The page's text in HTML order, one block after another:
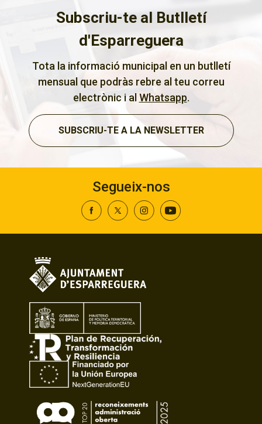
Subscriu-te al Butlletí
d'Esparreguera
Tota la informació municipal en un butlletí
mensual que podràs rebre al teu correu
electrònic i alWhatsapp.
SUBSCRIU-TE A LA NEWSLETTER
Segueix-nos